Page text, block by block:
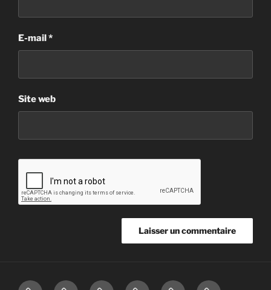
E-mail*
Site web
L’ORGUEAGENDAARCHIVESMEDIASGILLES FAIRE